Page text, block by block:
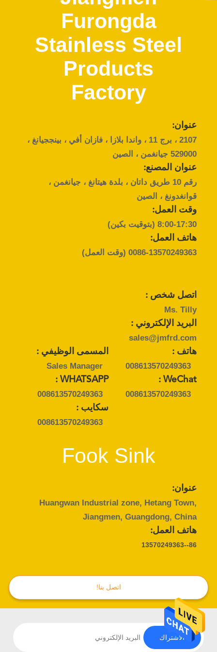
الجودة
اطلب
اقتباس
خريطة
الموقع
PRIVACY
POLICY
Furongda
Stainless Steel
Products
Factory
عنوان:
2107 ، برج 11 ، واندا بلازا ، فازان أفي ، بينججيانغ ،
529000 جيانغمن ، الصين
عنوان المصنع:
رقم 10 طريق داتان ، بلدة هيتانغ ، جيانغمن ،
قوانغدونغ ، الصين
وقت العمل:
8:00-17:30 (بتوقيت بكين)
هاتف العمل:
0086-13570249363(وقت العمل)
اتصل شخص :
Ms. Tilly
البريد الإلكتروني :
sales@jmfrd.com
المسمى الوظيفي :
Sales Manager
هاتف :
008613570249363
WHATSAPP :
008613570249363
WeChat :
008613570249363
سكايب :
008613570249363
Fook Sink
عنوان:
Huangwan Industrial zone, Hetang Town,
Jiangmen, Guangdong, China
هاتف العمل:
86--13570249363
اتصل بنا!
الاشتراك